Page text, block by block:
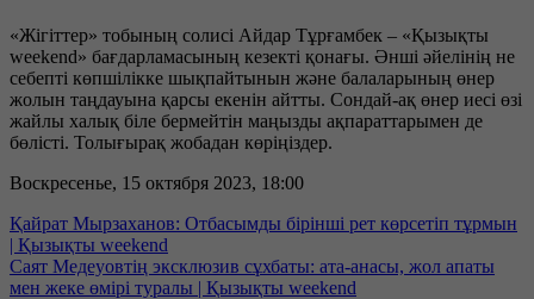
«Жігіттер» тобының солисі Айдар Тұрғамбек – «Қызықты
weekend» бағдарламасының кезекті қонағы. Әнші әйелінің не
себепті көпшілікке шықпайтынын және балаларының өнер
жолын таңдауына қарсы екенін айтты. Сондай-ақ өнер иесі өзі
жайлы халық біле бермейтін маңызды ақпараттарымен де
бөлісті. Толығырақ жобадан көріңіздер.
Воскресенье, 15 октября 2023, 18:00
Қайрат Мырзаханов: Отбасымды бірінші рет көрсетіп тұрмын
| Қызықты weekend
Саят Медеуовтің эксклюзив сұхбаты: ата-анасы, жол апаты
мен жеке өмірі туралы | Қызықты weekend